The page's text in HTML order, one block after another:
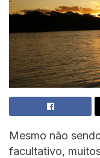
Mesmo não
facultativo,